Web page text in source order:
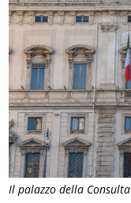
Il palazzo della Consulta